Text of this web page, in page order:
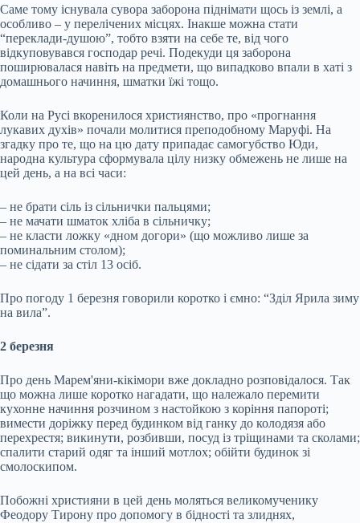
Саме тому існувала сувора заборона піднімати щось із землі, а
особливо – у перелічених місцях. Інакше можна стати
“переклади-душою”, тобто взяти на себе те, від чого
відкуповувався господар речі. Подекуди ця заборона
поширювалася навіть на предмети, що випадково впали в хаті з
домашнього начиння, шматки їжі тощо.
Коли на Русі вкоренилося християнство, про «прогнання
лукавих духів» почали молитися преподобному Маруфі. На
згадку про те, що на цю дату припадає самогубство Юди,
народна культура сформувала цілу низку обмежень не лише на
цей день, а на всі часи:
– не брати сіль із сільнички пальцями;
– не мачати шматок хліба в сільничку;
– не класти ложку «дном догори» (що можливо лише за
поминальним столом);
– не сідати за стіл 13 осіб.
Про погоду 1 березня говорили коротко і ємно: “Зділ Ярила зиму
на вила”.
2 березня
Про день Марем'яни-кікімори вже докладно розповідалося. Так
що можна лише коротко нагадати, що належало перемити
кухонне начиння розчином з настойкою з коріння папороті;
вимести доріжку перед будинком від ганку до колодязя або
перехрестя; викинути, розбивши, посуд із тріщинами та сколами;
спалити старий одяг та інший мотлох; обійти будинок зі
смолоскипом.
Побожні християни в цей день моляться великомученику
Феодору Тирону про допомогу в бідності та злиднях,